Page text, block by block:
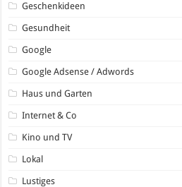
Geschenkideen
Gesundheit
Google
Google Adsense / Adwords
Haus und Garten
Internet & Co
Kino und TV
Lokal
Lustiges